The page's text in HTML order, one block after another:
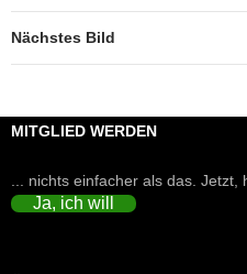
Nächstes Bild
MITGLIED WERDEN
... nichts einfacher als das. Jetzt,
Ja, ich will